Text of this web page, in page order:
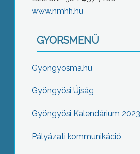
www.nmhh.hu
GYORSMENÜ
Gyöngyösma.hu
Gyöngyösi Újság
Gyöngyösi Kalendárium 2023
Pályázati kommunikáció